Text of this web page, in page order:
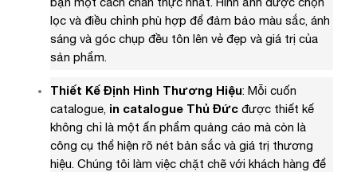
lọc và điều chỉnh phù hợp để đảm bảo màu sắc, ánh
sáng và góc chụp đều tôn lên vẻ đẹp và giá trị của
sản phẩm.
Thiết Kế Định Hình Thương Hiệu: Mỗi cuốn
catalogue, in catalogue Thủ Đức được thiết kế
không chỉ là một ấn phẩm quảng cáo mà còn là
công cụ thể hiện rõ nét bản sắc và giá trị thương
hiệu. Chúng tôi làm việc chặt chẽ với khách hàng để